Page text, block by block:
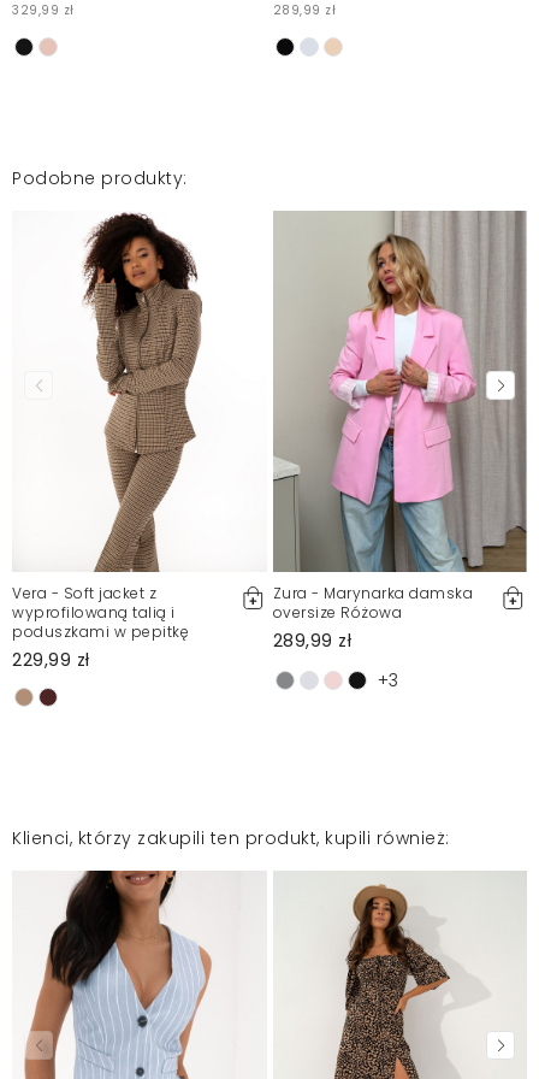
329,99 zł
289,99 zł
Podobne produkty:
Vera - Soft jacket z
wyprofilowaną talią i
poduszkami w pepitkę
229,99 zł
Zura - Marynarka damska
oversize Różowa
289,99 zł
+3
Klienci, którzy zakupili ten produkt, kupili również: